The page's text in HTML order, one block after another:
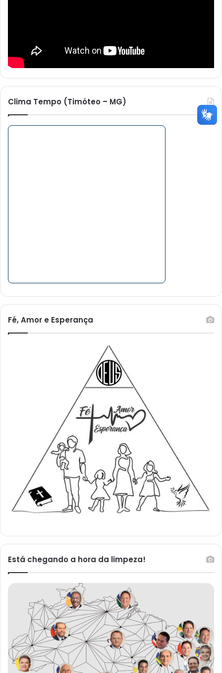
Clima Tempo (Timóteo – MG)
Fé, Amor e Esperança
Está chegando a hora da limpeza!